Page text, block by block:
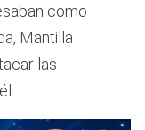
como
Mantilla
las